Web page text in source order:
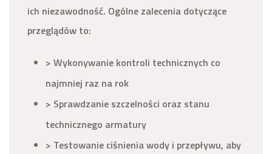
ich niezawodność. Ogólne zalecenia dotyczące
przeglądów to:
> Wykonywanie kontroli technicznych co
najmniej raz na rok
> Sprawdzanie szczelności oraz stanu
technicznego armatury
> Testowanie ciśnienia wody i przepływu, aby